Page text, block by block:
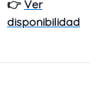
👉 Ver
disponibilidad